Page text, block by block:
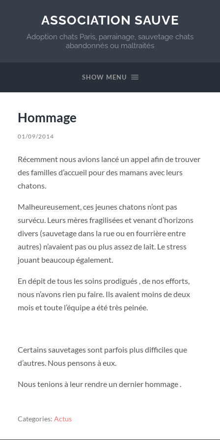
ASSOCIATION SAUVE
Adoption chats Paris, parrainage, sauvetage chats
abandonnés ou maltraités
SHOW MENU
Hommage
01/09/2014
Récemment nous avions lancé un appel afin de trouver
des familles d’accueil pour des mamans avec leurs
chatons.
Malheureusement, ces jeunes chatons n’ont pas
survécu. Leurs mères fragilisées et venant d’horizons
divers (sauvetage dans la rue ou en fourrière entre
autres) n’avaient pas ou plus assez de lait. Le stress
jouant beaucoup également.
En dépit de tous les soins prodigués , de nos efforts,
nous n’avons rien pu faire. Ils avaient moins de deux
mois et toute l’équipe a été très peinée.
Certains sauvetages sont parfois plus difficiles que
d’autres. Nous pensons à eux.
Nous tenions à leur rendre un dernier hommage .
Categories: Actus